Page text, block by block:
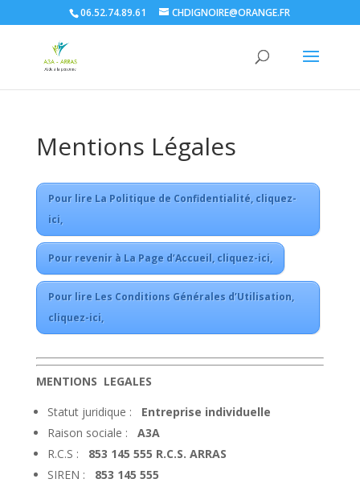
06.52.74.89.61 CHDIGNOIRE@ORANGE.FR
Mentions Légales
Pour lire La Politique de Confidentialité, cliquez-
ici,
Pour revenir à La Page d’Accueil, cliquez-ici,
Pour lire Les Conditions Générales d’Utilisation,
cliquez-ici,
MENTIONS LEGALES
Statut juridique : Entreprise individuelle
Raison sociale : A3A
R.C.S :
853 145 555 R.C.S. ARRAS
SIREN :
853 145 555